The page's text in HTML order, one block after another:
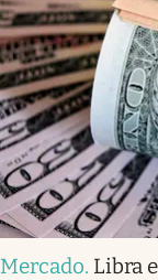
Mercado. Libra